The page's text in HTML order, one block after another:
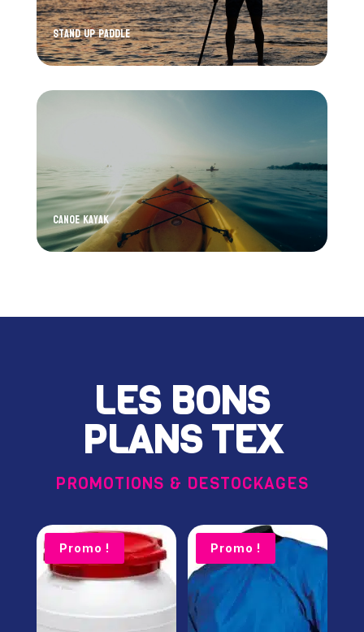
Stand up Paddle
Canoe Kayak
LES BONS
PLANS TEX
PROMOTIONS & DESTOCKAGES
Promo ! Promo !